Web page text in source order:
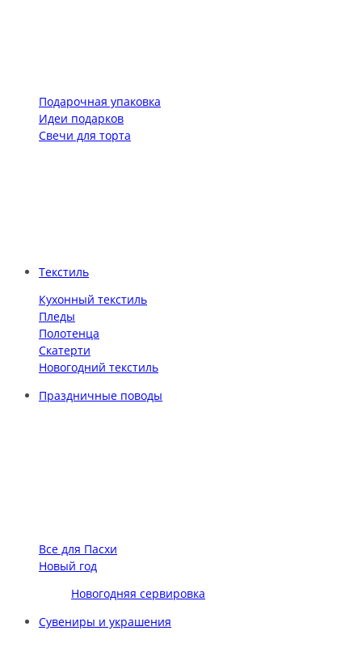
Подарочная упаковка
Идеи подарков
Свечи для торта
Текстиль
Кухонный текстиль
Пледы
Полотенца
Скатерти
Новогодний текстиль
Праздничные поводы
Все для Пасхи
Новый год
Новогодняя сервировка
Сувениры и украшения